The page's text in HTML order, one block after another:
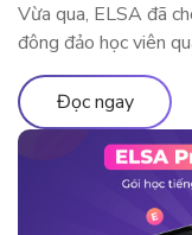
Vừa qua, ELSA đã
đông đảo học viên
Premium có gì khác
cùng tìm hiểu qua bài
Đọc ngay